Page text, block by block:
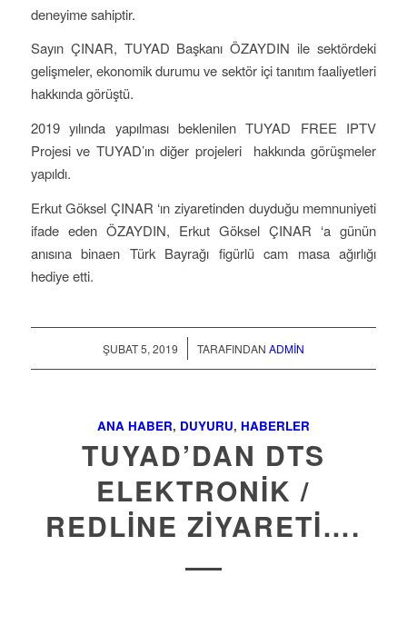
deneyime sahiptir.
Sayın ÇINAR, TUYAD Başkanı ÖZAYDIN ile sektördeki
gelişmeler, ekonomik durumu ve sektör içi tanıtım faaliyetleri
hakkında görüştü.
2019 yılında yapılması beklenilen TUYAD FREE IPTV
Projesi ve TUYAD’ın diğer projeleri hakkında görüşmeler
yapıldı.
Erkut Göksel ÇINAR ‘ın ziyaretinden duyduğu memnuniyeti
ifade eden ÖZAYDIN, Erkut Göksel ÇINAR ‘a günün
anısına binaen Türk Bayrağı figürlü cam masa ağırlığı
hediye etti.
ŞUBAT 5, 2019
/ TARAFINDAN ADMIN
ANA HABER, DUYURU, HABERLER
TUYAD’DAN DTS
ELEKTRONİK /
REDLİNE ZİYARETİ….